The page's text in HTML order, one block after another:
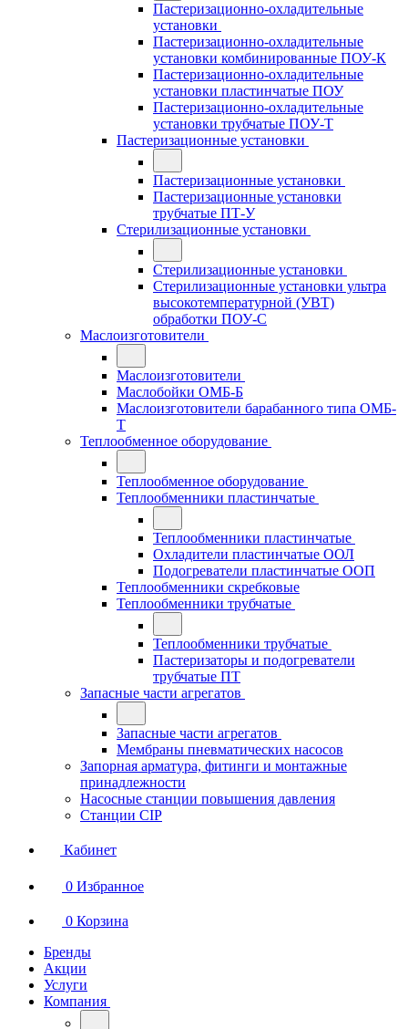
Пастеризационно-охладительные
установки
Пастеризационно-охладительные
установки комбинированные ПОУ-К
Пастеризационно-охладительные
установки пластинчатые ПОУ
Пастеризационно-охладительные
установки трубчатые ПОУ-Т
Пастеризационные установки
Пастеризационные установки
Пастеризационные установки
трубчатые ПТ-У
Стерилизационные установки
Стерилизационные установки
Стерилизационные установки ультра
высокотемпературной (УВТ)
обработки ПОУ-С
Маслоизготовители
Маслоизготовители
Маслобойки ОМБ-Б
Маслоизготовители барабанного типа ОМБ-
Т
Теплообменное оборудование
Теплообменное оборудование
Теплообменники пластинчатые
Теплообменники пластинчатые
Охладители пластинчатые ООЛ
Подогреватели пластинчатые ООП
Теплообменники скребковые
Теплообменники трубчатые
Теплообменники трубчатые
Пастеризаторы и подогреватели
трубчатые ПТ
Запасные части агрегатов
Запасные части агрегатов
Мембраны пневматических насосов
Запорная арматура, фитинги и монтажные
принадлежности
Насосные станции повышения давления
Станции CIP
Кабинет
0 Избранное
0 Корзина
Бренды
Акции
Услуги
Компания